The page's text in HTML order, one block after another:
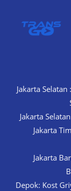
Jakarta
Jakarta
Jakarta
Jakarta
Depok: Kost